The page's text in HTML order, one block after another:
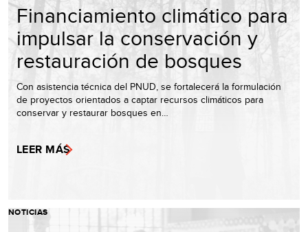
Financiamiento climático para
impulsar la conservación y
restauración de bosques
Con asistencia técnica del PNUD, se fortalecerá la formulación
de proyectos orientados a captar recursos climáticos para
conservar y restaurar bosques en…
LEER MÁS
NOTICIAS